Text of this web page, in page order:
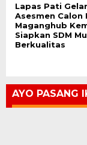
Lapas Pati Gelar
Asesmen Calon
Maganghub
Siapkan SDM
Berkualitas
AYO PASANG